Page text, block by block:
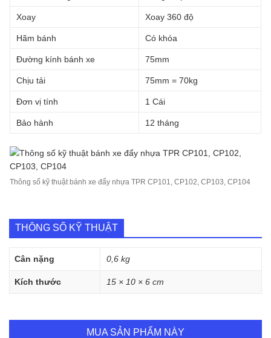
Xoay Xoay 360 độ
Hãm bánh Có khóa
Đường kính bánh xe 75mm
Chịu tải 75mm = 70kg
Đơn vị tính 1 Cái
Bảo hành 12 tháng
Thông số kỹ thuật bánh xe đẩy nhựa TPR CP101, CP102, CP103, CP104
THÔNG SỐ KỸ THUẬT
Cân nặng 0,6 kg
Kích thước 15 × 10 × 6 cm
MUA SẢN PHẨM NÀY